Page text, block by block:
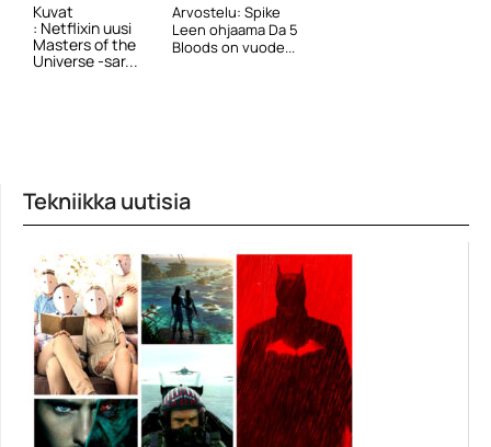
Kuvat
: Netflixin uusi
Masters of the
Universe -sar...
Arvostelu: Spike
Leen ohjaama Da 5
Bloods on vuode...
Tekniikka uutisia